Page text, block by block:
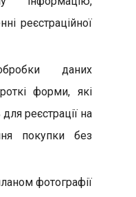
реєстраційної
даних
форми, які
реєстрації на
покупки без
фотографії